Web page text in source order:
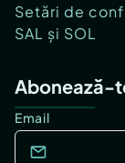
Setări de
SAL și SOL
Abonează-
Email